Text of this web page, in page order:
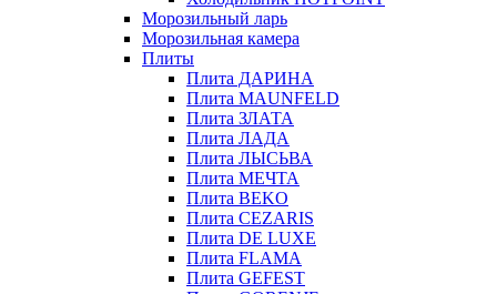
Морозильный ларь
Морозильная камера
Плиты
Плита ДАРИНА
Плита MAUNFELD
Плита ЗЛАТА
Плита ЛАДА
Плита ЛЫСЬВА
Плита МЕЧТА
Плита BEKO
Плита CEZARIS
Плита DE LUXE
Плита FLAMA
Плита GEFEST